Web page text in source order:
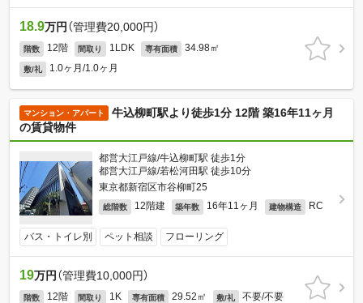
18.9万円 （管理費20,000円）
階数 12階 間取り 1LDK 専有面積 34.98㎡
敷/礼 1.0ヶ月/1.0ヶ月
マンション・アパート
牛込柳町駅より徒歩1分 12階 築16年11ヶ月
の賃貸物件
都営大江戸線/牛込柳町駅 徒歩1分
都営大江戸線/若松河田駅 徒歩10分
東京都新宿区市谷柳町25
総階数 12階建 築年数 16年11ヶ月 建物構造 RC
バス・トイレ別 ペット相談 フローリング
19万円 （管理費10,000円）
階数 12階 間取り 1K 専有面積 29.52㎡ 敷/礼 不要/不要